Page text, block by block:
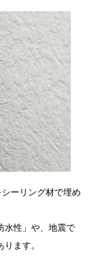
ーリング材で埋め
水性」や、地震で
ます。